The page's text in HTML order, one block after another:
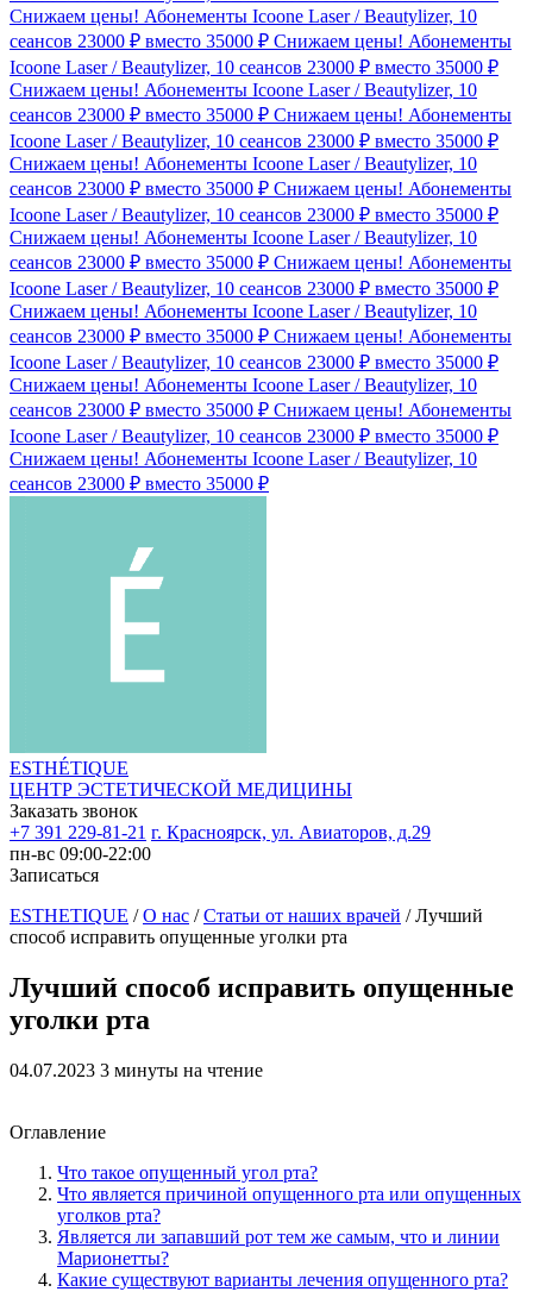
Снижаем цены! Абонементы Icoone Laser / Beautylizer, 10
сеансов 23000 ₽ вместо 35000 ₽ Снижаем цены! Абонементы
Icoone Laser / Beautylizer, 10 сеансов 23000 ₽ вместо 35000 ₽
Снижаем цены! Абонементы Icoone Laser / Beautylizer, 10
сеансов 23000 ₽ вместо 35000 ₽ Снижаем цены! Абонементы
Icoone Laser / Beautylizer, 10 сеансов 23000 ₽ вместо 35000 ₽
Снижаем цены! Абонементы Icoone Laser / Beautylizer, 10
сеансов 23000 ₽ вместо 35000 ₽ Снижаем цены! Абонементы
Icoone Laser / Beautylizer, 10 сеансов 23000 ₽ вместо 35000 ₽
Снижаем цены! Абонементы Icoone Laser / Beautylizer, 10
сеансов 23000 ₽ вместо 35000 ₽ Снижаем цены! Абонементы
Icoone Laser / Beautylizer, 10 сеансов 23000 ₽ вместо 35000 ₽
Снижаем цены! Абонементы Icoone Laser / Beautylizer, 10
сеансов 23000 ₽ вместо 35000 ₽ Снижаем цены! Абонементы
Icoone Laser / Beautylizer, 10 сеансов 23000 ₽ вместо 35000 ₽
Снижаем цены! Абонементы Icoone Laser / Beautylizer, 10
сеансов 23000 ₽ вместо 35000 ₽ Снижаем цены! Абонементы
Icoone Laser / Beautylizer, 10 сеансов 23000 ₽ вместо 35000 ₽
Снижаем цены! Абонементы Icoone Laser / Beautylizer, 10
сеансов 23000 ₽ вместо 35000 ₽
ESTHÉTIQUE
ЦЕНТР ЭСТЕТИЧЕСКОЙ МЕДИЦИНЫ
Заказать звонок
+7 391 229-81-21 г. Красноярск, ул. Авиаторов, д.29
пн-вс 09:00-22:00
Записаться
ESTHETIQUE /О нас /Статьи от наших врачей /Лучший
способ исправить опущенные уголки рта
Лучший способ исправить опущенные
уголки рта
04.07.2023 3 минуты на чтение
Оглавление
Что такое опущенный угол рта?
Что является причиной опущенного рта или опущенных
уголков рта?
Является ли запавший рот тем же самым, что и линии
Марионетты?
Какие существуют варианты лечения опущенного рта?